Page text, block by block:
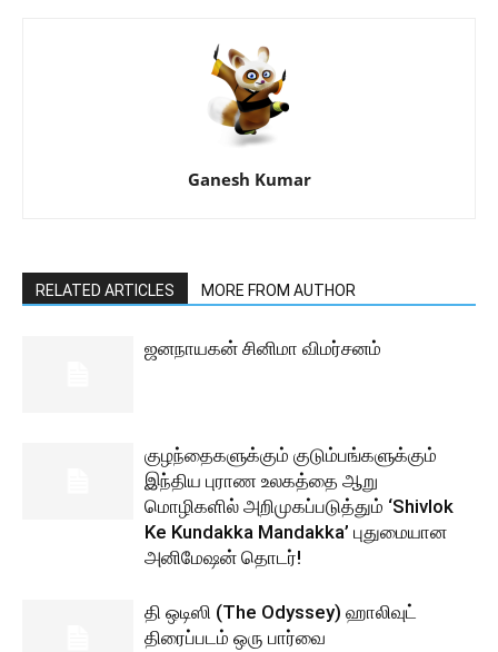
Ganesh Kumar
RELATED ARTICLES MORE FROM AUTHOR
ஜனநாயகன் சினிமா விமர்சனம்
குழந்தைகளுக்கும் குடும்பங்களுக்கும்
இந்திய புராண உலகத்தை ஆறு
மொழிகளில் அறிமுகப்படுத்தும் ‘Shivlok
Ke Kundakka Mandakka’ புதுமையான
அனிமேஷன் தொடர்!
தி ஒடிஸி (The Odyssey) ஹாலிவுட்
திரைப்படம் ஒரு பார்வை